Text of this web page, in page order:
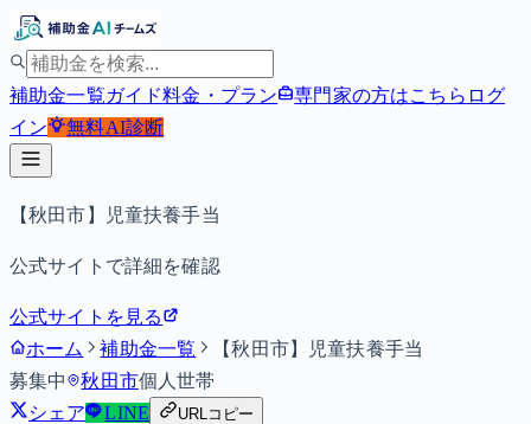
補助金一覧ガイド料金・プラン 専門家の方はこちら ログ
イン
無料AI診断
【秋田市】児童扶養手当
公式サイトで詳細を確認
公式サイトを見る
ホーム
補助金一覧
【秋田市】児童扶養手当
募集中
秋田市個人世帯
シェア
LINE URLコピー